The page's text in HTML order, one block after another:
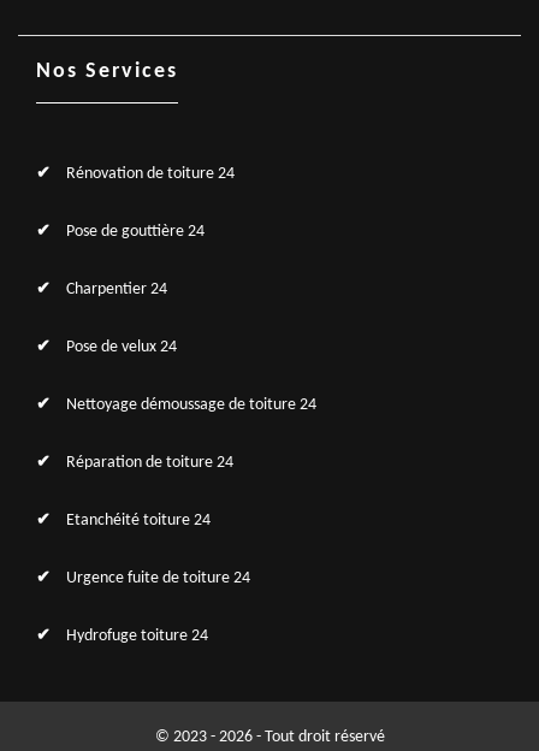
Nos Services
Rénovation de toiture 24
Pose de gouttière 24
Charpentier 24
Pose de velux 24
Nettoyage démoussage de toiture 24
Réparation de toiture 24
Etanchéité toiture 24
Urgence fuite de toiture 24
Hydrofuge toiture 24
© 2023 - 2026 - Tout droit réservé